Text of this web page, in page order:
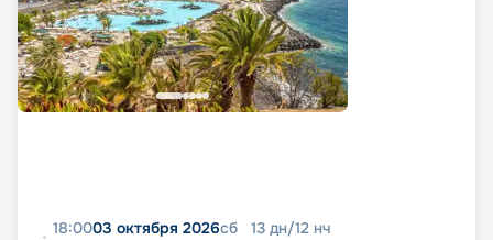
18:0003 октября 2026сб 13 дн/12 нч